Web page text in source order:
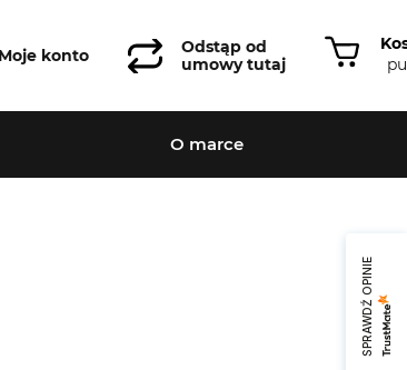
Moje konto
Odstąp od
umowy tutaj
O marce
SPRAWDŹ OPINIE